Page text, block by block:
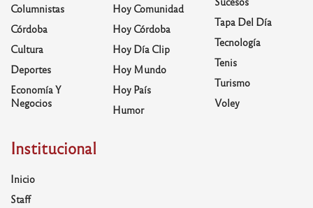
Columnistas
Córdoba
Cultura
Deportes
Economía Y
Negocios
Hoy Comunidad
Hoy Córdoba
Hoy Día Clip
Hoy Mundo
Hoy País
Humor
Tapa Del Día
Tecnología
Tenis
Turismo
Voley
Institucional
Inicio
Staff